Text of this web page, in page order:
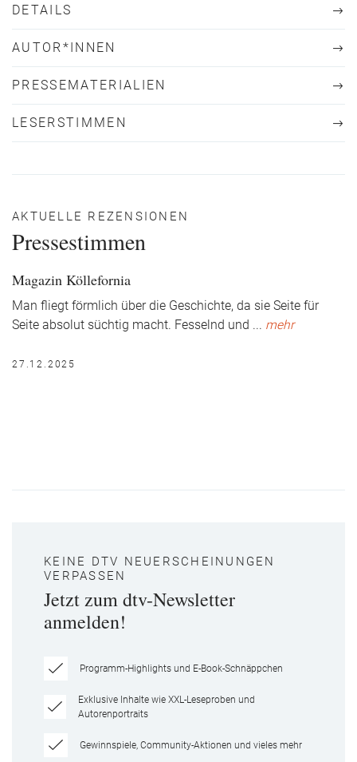
DETAILS
AUTOR*INNEN
PRESSEMATERIALIEN
LESERSTIMMEN
AKTUELLE REZENSIONEN
Pressestimmen
Magazin Köllefornia
Man fliegt förmlich über die Geschichte, da sie Seite für
Seite absolut süchtig macht. Fesselnd und ... mehr
27.12.2025
KEINE DTV NEUERSCHEINUNGEN
VERPASSEN
Jetzt zum dtv-Newsletter
anmelden!
Programm-Highlights und E-Book-Schnäppchen
Exklusive Inhalte wie XXL-Leseproben und
Autorenportraits
Gewinnspiele, Community-Aktionen und vieles mehr